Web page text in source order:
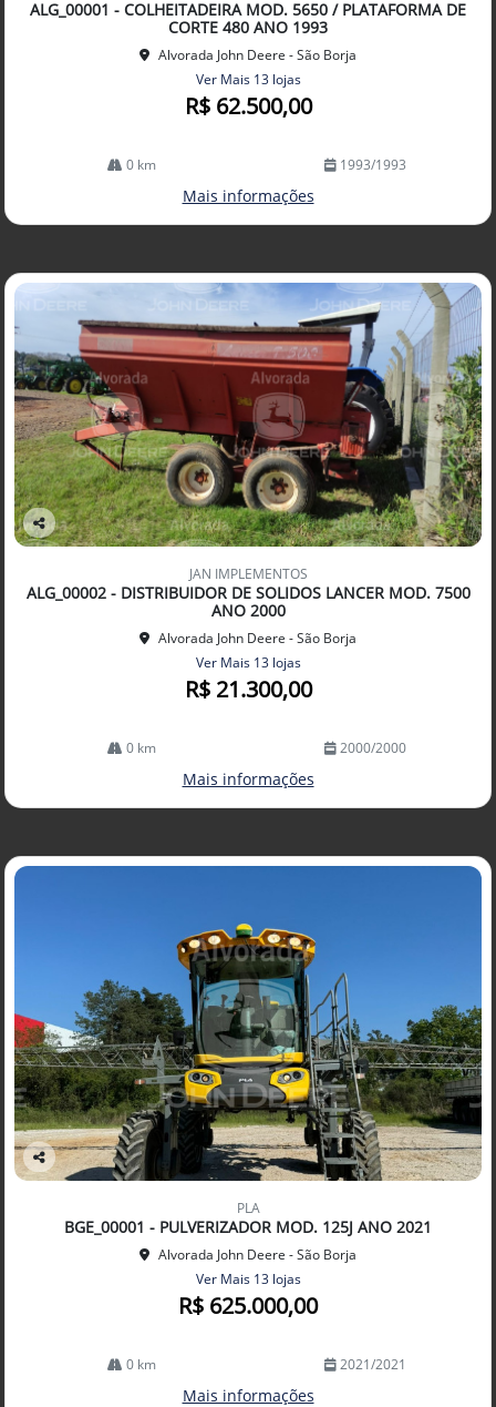
lhe
ALG_00001 - COLHEITADEIRA MOD. 5650 / PLATAFORMA DE
CORTE 480 ANO 1993
Alvorada John Deere - São Borja
Ver Mais 13 lojas
R$ 62.500,00
0 km 1993/1993
Mais informações
Co
arti
lhe
JAN IMPLEMENTOS
ALG_00002 - DISTRIBUIDOR DE SOLIDOS LANCER MOD. 7500
ANO 2000
Alvorada John Deere - São Borja
Ver Mais 13 lojas
R$ 21.300,00
0 km 2000/2000
Mais informações
Co
PLA
BGE_00001 - PULVERIZADOR MOD. 125J ANO 2021
Alvorada John Deere - São Borja
Ver Mais 13 lojas
R$ 625.000,00
0 km 2021/2021
Mais informações